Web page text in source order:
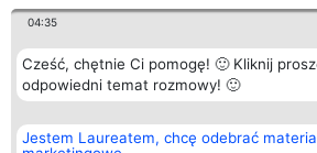
04:35
Cześć, chętnie Ci pomogę! 🙂 Kliknij
odpowiedni temat rozmowy! 🙂
Jestem Laureatem, chcę odebrać
Organizator plebiscytu
Bright Side Solutions sp. z o.
Plebiscyt
Laureaci